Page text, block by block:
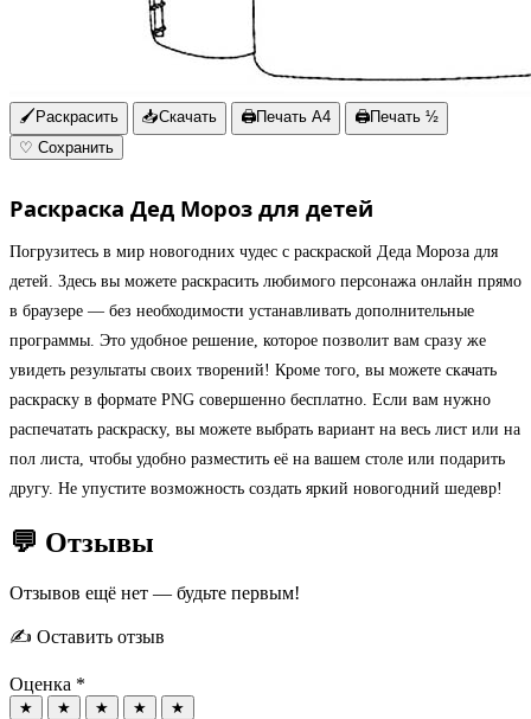
🖌 Раскрасить 📥Скачать 🖨Печать A4 🖨Печать ½
♡ Сохранить
Раскраска Дед Мороз для детей
Погрузитесь в мир новогодних чудес с раскраской Деда Мороза для
детей. Здесь вы можете раскрасить любимого персонажа онлайн прямо
в браузере — без необходимости устанавливать дополнительные
программы. Это удобное решение, которое позволит вам сразу же
увидеть результаты своих творений! Кроме того, вы можете скачать
раскраску в формате PNG совершенно бесплатно. Если вам нужно
распечатать раскраску, вы можете выбрать вариант на весь лист или на
пол листа, чтобы удобно разместить её на вашем столе или подарить
другу. Не упустите возможность создать яркий новогодний шедевр!
💬 Отзывы
Отзывов ещё нет — будьте первым!
✍️ Оставить отзыв
Оценка *
★ ★ ★ ★ ★